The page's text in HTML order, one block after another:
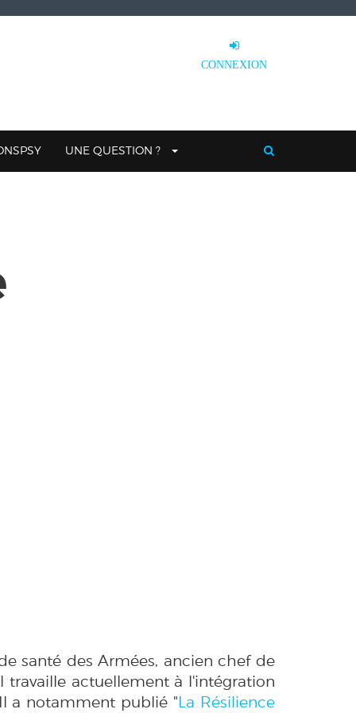
CONNEXION
UNE QUESTION ?
santé des Armées, ancien chef de
travaille actuellement à l'intégration
a notamment publié "La Résilience